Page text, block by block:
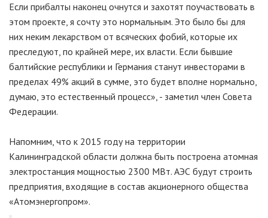
Если прибалты наконец очнутся и захотят поучаствовать в
этом проекте, я сочту это нормальным. Это было бы для
них неким лекарством от всяческих фобий, которые их
преследуют, по крайней мере, их власти. Если бывшие
балтийские республики и Германия станут инвесторами в
пределах 49% акций в сумме, это будет вполне нормально,
думаю, это естественный процесс», - заметил член Совета
Федерации.
Напомним, что к 2015 году на территории
Калининградской области должна быть построена атомная
электростанция мощностью 2300 МВт. АЭС будут строить
предприятия, входящие в состав акционерного общества
«Атомэнергопром».